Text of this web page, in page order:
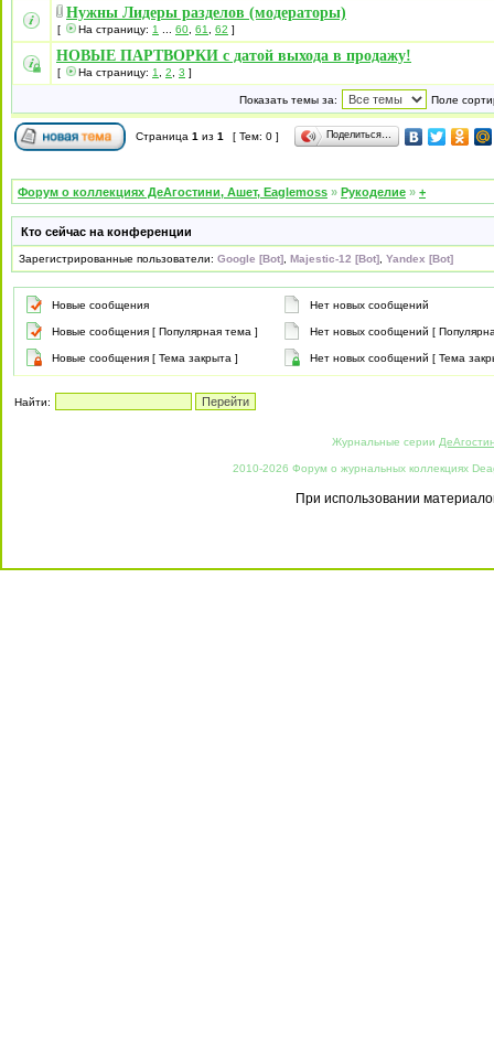
Нужны Лидеры разделов (модераторы)
[ На страницу: 1 60 61 62 ]
НОВЫЕ ПАРТВОРКИ с датой выхода в продажу!
[ На страницу: 1 2 3 ]
Показать темы за: Поле
Страница 1 из 1 [ Тем: 0 ] Поделиться…
Форум о коллекциях ДеАгостини, Ашет, Eaglemoss » Рукоделие » +
Кто сейчас на конференции
Зарегистрированные пользователи: Google [Bot] Majestic-12 [Bot] Yandex [Bot]
Новые сообщения Нет новых сообщений
Новые сообщения [ Популярная тема ] Нет новых сообщений [
Новые сообщения [ Тема закрыта ] Нет новых сообщений [ Тема
Найти:
Журнальные серии
2010-2026 Форум о журнальных коллекциях
При использовании